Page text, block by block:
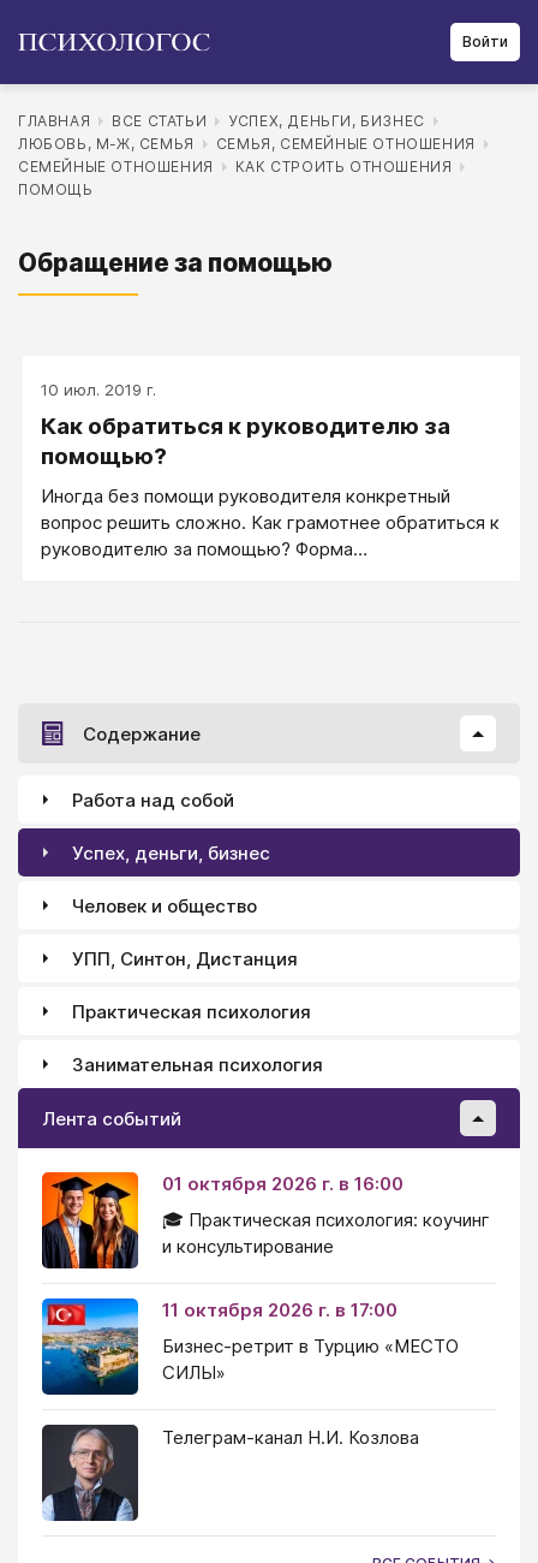
Войти
ГЛАВНАЯ ВСЕ СТАТЬИ
УСПЕХ, ДЕНЬГИ, БИЗНЕС
ЛЮБОВЬ, М-Ж, СЕМЬЯ
СЕМЬЯ, СЕМЕЙНЫЕ ОТНОШЕНИЯ
СЕМЕЙНЫЕ ОТНОШЕНИЯ
КАК СТРОИТЬ ОТНОШЕНИЯ
ПОМОЩЬ
Обращение за помощью
10 июл. 2019 г.
Как обратиться к руководителю за
помощью?
Иногда без помощи руководителя конкретный
вопрос решить сложно. Как грамотнее обратиться к
руководителю за помощью? Форма
Содержание
Работа над собой
Успех, деньги, бизнес
Человек и общество
УПП, Синтон, Дистанция
Практическая психология
Занимательная психология
Лента событий
01 октября 2026 г. в 16:00
🎓 Практическая психология: коучинг
и консультирование
11 октября 2026 г. в 17:00
Бизнес-ретрит в Турцию «МЕСТО
СИЛЫ»
Телеграм-канал Н.И. Козлова